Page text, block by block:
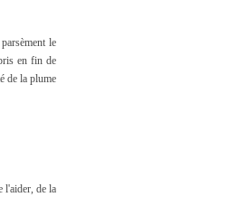
le
en fin de
de la plume
l'aider, de la